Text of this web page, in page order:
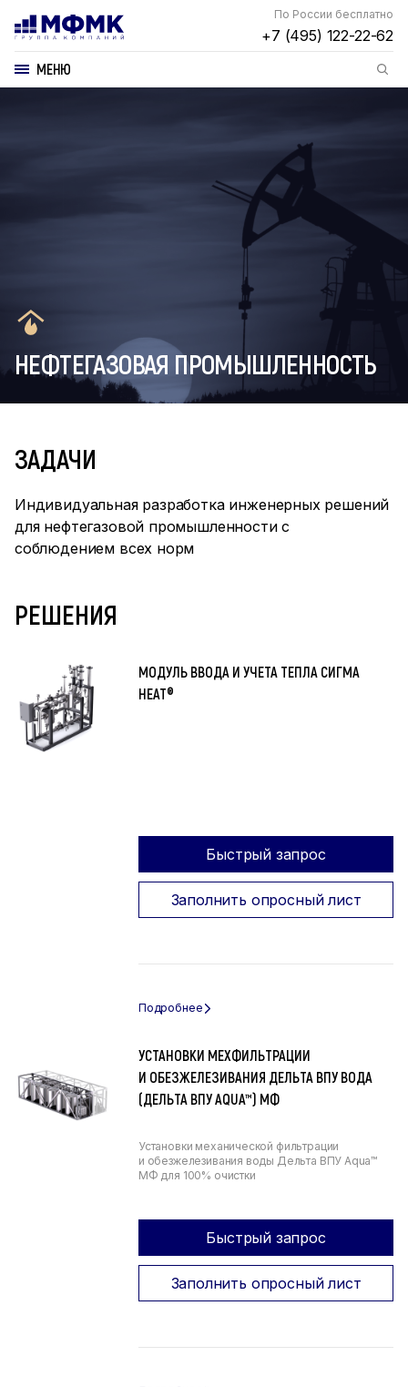
По России бесплатно
+7 (495) 122-22-62
МЕНЮ
НЕФТЕГАЗОВАЯ ПРОМЫШЛЕННОСТЬ
ЗАДАЧИ
Индивидуальная разработка инженерных решений
для нефтегазовой промышленности с
соблюдением всех норм
РЕШЕНИЯ
МОДУЛЬ ВВОДА И УЧЕТА ТЕПЛА СИГМА
HEAT®
Быстрый запрос
Заполнить опросный лист
УСТАНОВКИ МЕХФИЛЬТРАЦИИ
И ОБЕЗЖЕЛЕЗИВАНИЯ ДЕЛЬТА ВПУ ВОДА
(ДЕЛЬТА ВПУ AQUA™) МФ
Установки механической фильтрации
и обезжелезивания воды Дельта ВПУ Aqua™
МФ для 100% очистки
Быстрый запрос
Заполнить опросный лист